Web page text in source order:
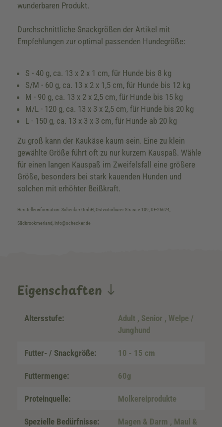
wunderbaren Produkt.
Durchschnittliche Snackgrößen der Artikel mit
Empfehlungen zur optimal passenden Hundegröße:
S - 40 g, ca. 13 x 2 x 1 cm, für Hunde bis 8 kg
S/M - 60 g, ca. 13 x 2 x 1,5 cm, für Hunde bis 12 kg
M - 90 g, ca. 13 x 2 x 2,5 cm, für Hunde bis 15 kg
M/L - 120 g, ca. 13 x 3 x 2,5 cm, für Hunde bis 20 kg
L - 150 g, ca. 13 x 3 x 3 cm, für Hunde ab 20 kg
Zu groß kann der Kaukäse kaum sein. Eine zu klein
gewählte Größe führt oft zu nur kurzem Kauspaß. Wähle
für einen langen Kauspaß im Zweifelsfall eine größere
Größe, besonders bei stark kauenden Hunden und
solchen mit erhöhter Beißkraft.
Herstellerinformation: Schecker GmbH, Ostvictorburer Strasse 109, DE-26624,
Südbrookmerland, info@schecker.de
Eigenschaften
Altersstufe: Adult , Senior , Welpe /
Junghund
Futter- / Snackgröße: 10 - 15 cm
Futtermenge: 60g
Proteinquelle: Molkereiprodukte
Spezielle Bedürfnisse: Magen & Darm , Maul &